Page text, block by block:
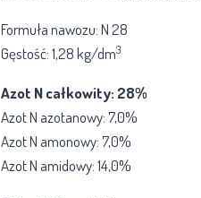
Formuła nawozu: N 28
Gęstość: 1,28 kg/dm3
Azot N całkowity: 28%
Azot N azotanowy: 7,0%
Azot N amonowy: 7,0%
Azot N amidowy: 14,0%